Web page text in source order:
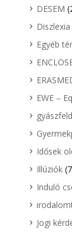
DESEM
Diszlexia
Egyéb
EWE –
Idősek
Illúziók
Induló
Jogi